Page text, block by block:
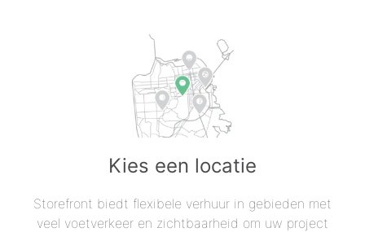
Kies een locatie
Storefront biedt flexibele verhuur in gebieden met
veel voetverkeer en zichtbaarheid om uw project